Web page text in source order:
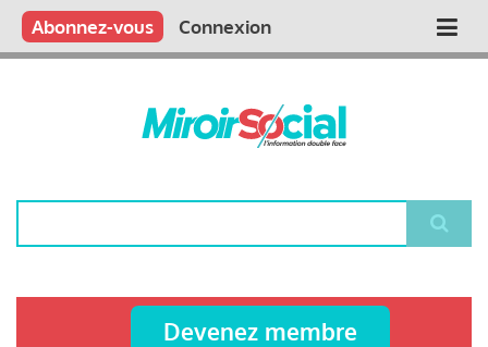
Aller
contenu
Main
Qui sommes nous ?
Vous publiez
Nous publions
Contactez-nous
Abonnez-vous Connexion
Devenez membre